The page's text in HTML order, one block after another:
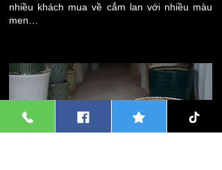
nhiều khách mua về cắm lan với nhiều màu
men…